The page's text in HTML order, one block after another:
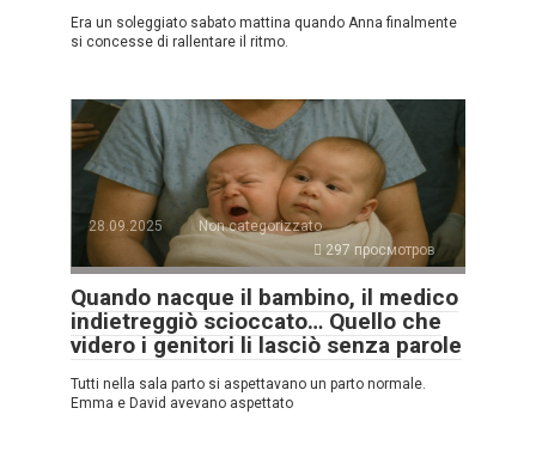
Era un soleggiato sabato mattina quando Anna finalmente
si concesse di rallentare il ritmo.
28.09.2025
Non categorizzato
297 просмотров
Quando nacque il bambino, il medico
indietreggiò scioccato… Quello che
videro i genitori li lasciò senza parole
Tutti nella sala parto si aspettavano un parto normale.
Emma e David avevano aspettato